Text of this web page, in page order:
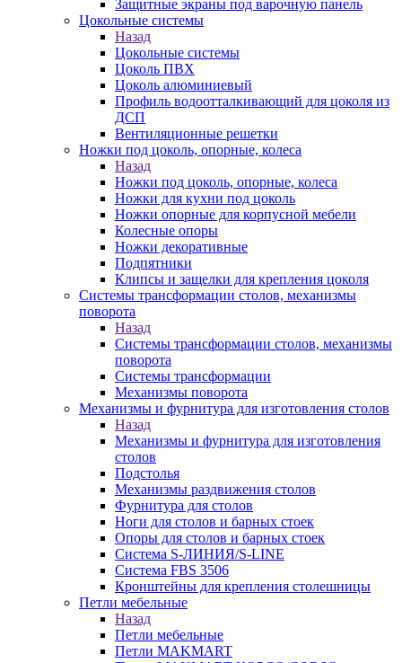
Защитные экраны под варочную панель
Цокольные системы
Назад
Цокольные системы
Цоколь ПВХ
Цоколь алюминиевый
Профиль водоотталкивающий для цоколя из
ДСП
Вентиляционные решетки
Ножки под цоколь, опорные, колеса
Назад
Ножки под цоколь, опорные, колеса
Ножки для кухни под цоколь
Ножки опорные для корпусной мебели
Колесные опоры
Ножки декоративные
Подпятники
Клипсы и защелки для крепления цоколя
Системы трансформации столов, механизмы
поворота
Назад
Системы трансформации столов, механизмы
поворота
Системы трансформации
Механизмы поворота
Механизмы и фурнитура для изготовления столов
Назад
Механизмы и фурнитура для изготовления
столов
Подстолья
Механизмы раздвижения столов
Фурнитура для столов
Ноги для столов и барных стоек
Опоры для столов и барных стоек
Система S-ЛИНИЯ/S-LINE
Система FBS 3506
Кронштейны для крепления столешницы
Петли мебельные
Назад
Петли мебельные
Петли MAKMART